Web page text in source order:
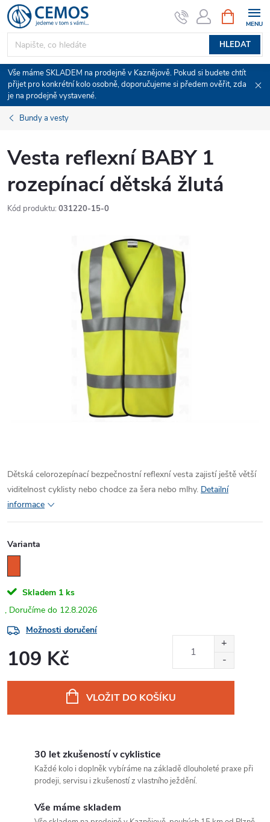
Přejít
na
obsah
HLEDAT
NÁKUPNÍ
KOŠÍK
Vše máme SKLADEM na prodejně v Kaznějově. Pokud si budete chtít
přijet pro konkrétní kolo osobně, doporučujeme si předem ověřit, zda
je na prodejně vystavené.
Bundy a vesty
Vesta reflexní BABY 1
rozepínací dětská žlutá
Kód produktu: 031220-15-0
Dětská celorozepínací bezpečnostní reflexní vesta zajistí ještě větší
viditelnost cyklisty nebo chodce za šera nebo mlhy. Detailní
informace
Varianta
Skladem 1 ks
12.8.2026
Možnosti doručení
109 Kč
VLOŽIT DO KOŠÍKU
30 let zkušeností v cyklistice
Každé kolo i doplněk vybíráme na základě dlouholeté praxe při
prodeji, servisu i zkušeností z vlastního ježdění.
Vše máme skladem